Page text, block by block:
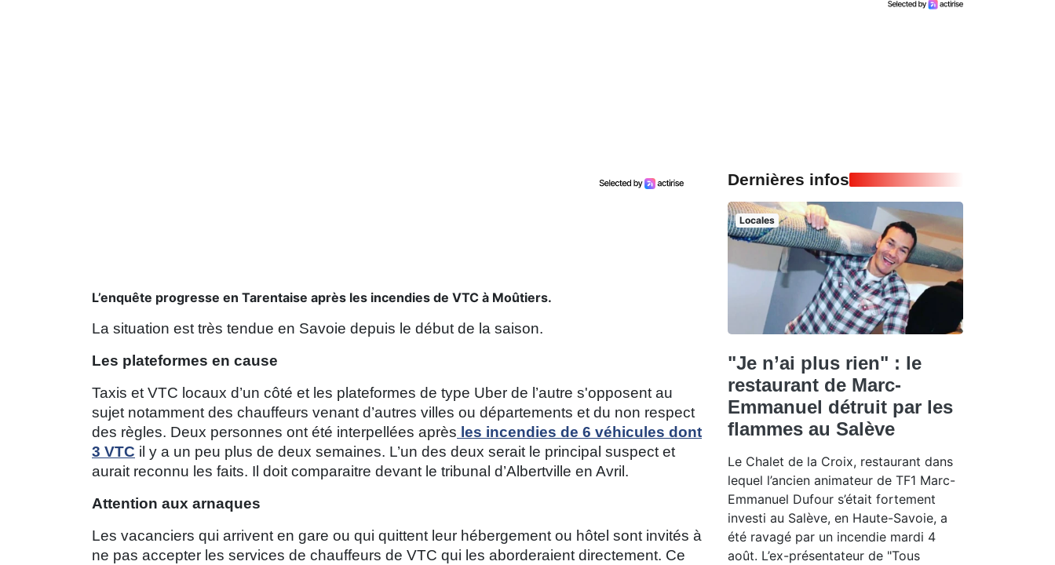
L’enquête progresse en Tarentaise après les incendies de VTC à Moûtiers.
La situation est très tendue en Savoie depuis le début de la saison.
Les plateformes en cause
Taxis et VTC locaux d’un côté et les plateformes de type Uber de l’autre s'opposent au
sujet notamment des chauffeurs venant d’autres villes ou départements et du non respect
des règles. Deux personnes ont été interpellées après les incendies de 6 véhicules dont
3 VTC il y a un peu plus de deux semaines. L’un des deux serait le principal suspect et
aurait reconnu les faits. Il doit comparaitre devant le tribunal d’Albertville en Avril.
Attention aux arnaques
Les vacanciers qui arrivent en gare ou qui quittent leur hébergement ou hôtel sont invités à
ne pas accepter les services de chauffeurs de VTC qui les aborderaient directement. Ce
Dernières infos
Locales
"Je n’ai plus rien" : le
restaurant de Marc-
Emmanuel détruit par les
flammes au Salève
Le Chalet de la Croix, restaurant dans
lequel l’ancien animateur de TF1 Marc-
Emmanuel Dufour s’était fortement
investi au Salève, en Haute-Savoie, a
été ravagé par un incendie mardi 4
août. L’ex-présentateur de "Tous